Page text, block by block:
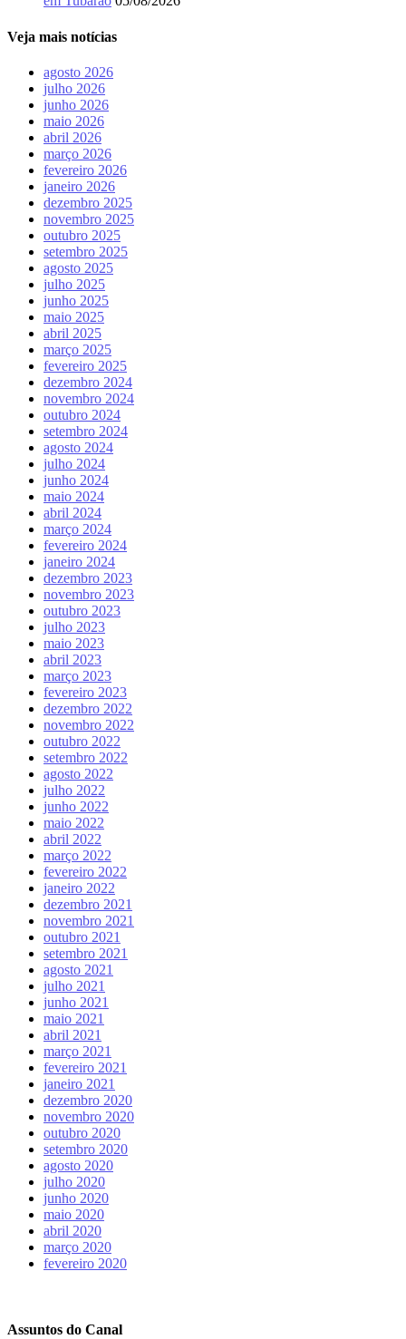
Veja mais notícias
agosto 2026
julho 2026
junho 2026
maio 2026
abril 2026
março 2026
fevereiro 2026
janeiro 2026
dezembro 2025
novembro 2025
outubro 2025
setembro 2025
agosto 2025
julho 2025
junho 2025
maio 2025
abril 2025
março 2025
fevereiro 2025
dezembro 2024
novembro 2024
outubro 2024
setembro 2024
agosto 2024
julho 2024
junho 2024
maio 2024
abril 2024
março 2024
fevereiro 2024
janeiro 2024
dezembro 2023
novembro 2023
outubro 2023
julho 2023
maio 2023
abril 2023
março 2023
fevereiro 2023
dezembro 2022
novembro 2022
outubro 2022
setembro 2022
agosto 2022
julho 2022
junho 2022
maio 2022
abril 2022
março 2022
fevereiro 2022
janeiro 2022
dezembro 2021
novembro 2021
outubro 2021
setembro 2021
agosto 2021
julho 2021
junho 2021
maio 2021
abril 2021
março 2021
fevereiro 2021
janeiro 2021
dezembro 2020
novembro 2020
outubro 2020
setembro 2020
agosto 2020
julho 2020
junho 2020
maio 2020
abril 2020
março 2020
fevereiro 2020
Assuntos do Canal